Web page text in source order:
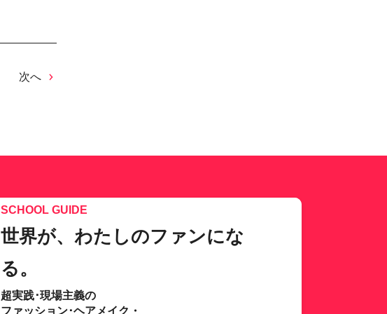
次へ
SCHOOL GUIDE
世界が、わたしのファンにな
る。
超実践･現場主義の
ファッション･ヘアメイク・